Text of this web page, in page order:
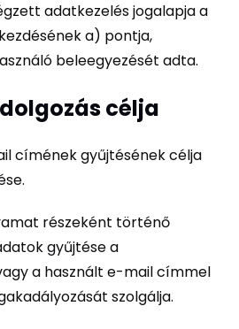
adatkezelés jogalapja a
a) pontja,
beleegyezését adta.
célja
címének gyűjtésének célja
részeként történő
gyűjtése a
a használt e-mail címmel
szolgálja.